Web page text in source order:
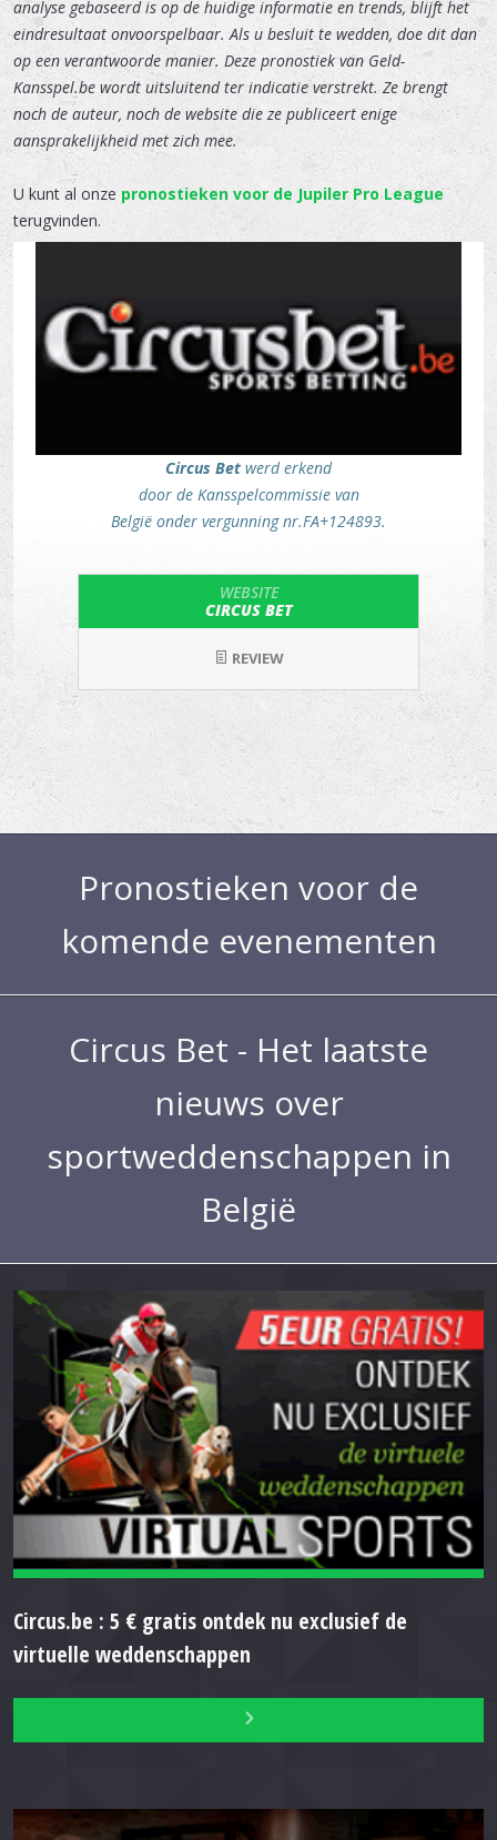
analyse gebaseerd is op de huidige informatie en trends, blijft het
eindresultaat onvoorspelbaar. Als u besluit te wedden, doe dit dan
op een verantwoorde manier. Deze pronostiek van Geld-
Kansspel.be wordt uitsluitend ter indicatie verstrekt. Ze brengt
noch de auteur, noch de website die ze publiceert enige
aansprakelijkheid met zich mee.
U kunt al onze pronostieken voor de Jupiler Pro League
terugvinden.
Circus Bet werd erkend
door de Kansspelcommissie van
België onder vergunning nr.FA+124893.
WEBSITE
CIRCUS BET
REVIEW
Pronostieken voor de
komende evenementen
Circus Bet - Het laatste
nieuws over
sportweddenschappen in
België
Circus.be : 5 € gratis ontdek nu exclusief de
virtuelle weddenschappen